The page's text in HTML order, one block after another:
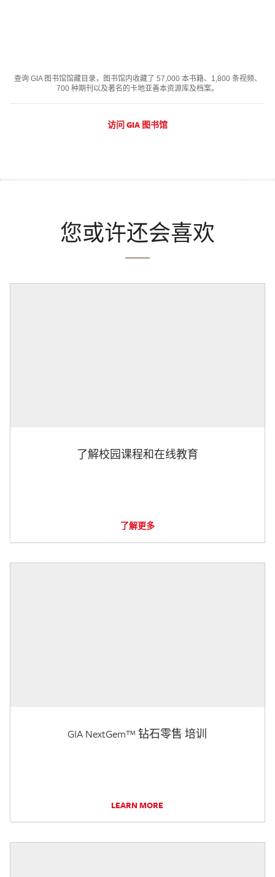
查询 GIA 图书馆馆藏目录，图书馆内收藏了 57,000 本书籍、1,800 条视频、
700 种期刊以及著名的卡地亚善本资源库及档案。
访问 GIA 图书馆
您或许还会喜欢
了解校园课程和在线教育
了解更多
GIA NextGem™ 钻石零售 培训
LEARN MORE